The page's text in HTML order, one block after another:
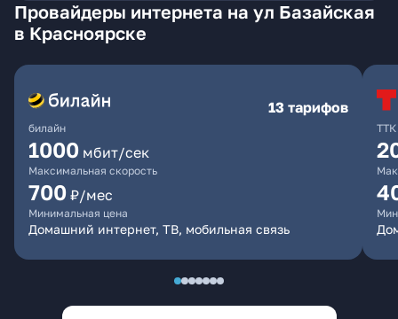
Провайдеры интернета на ул Базайская
в Красноярске
билайн
13 тарифов
1000 мбит/сек
Максимальная скорость
700 ₽/мес
Минимальная цена
Домашний интернет, ТВ, мобильная связь
ТТК